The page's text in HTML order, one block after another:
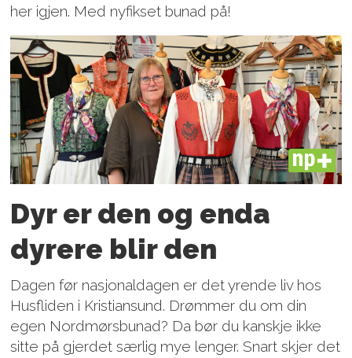
her igjen. Med nyfikset bunad på!
PLUS
Dyr er den og enda
dyrere blir den
Dagen før nasjonaldagen er det yrende liv hos
Husfliden i Kristiansund. Drømmer du om din
egen Nordmørsbunad? Da bør du kanskje ikke
sitte på gjerdet særlig mye lenger. Snart skjer det